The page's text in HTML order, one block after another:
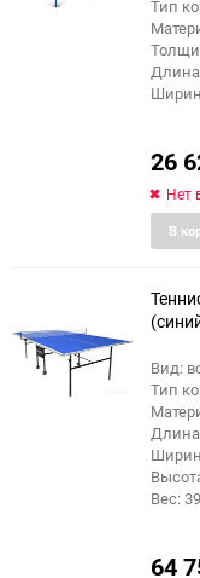
Тип
26
Нет
В
Вид:
Тип
Вес:
64